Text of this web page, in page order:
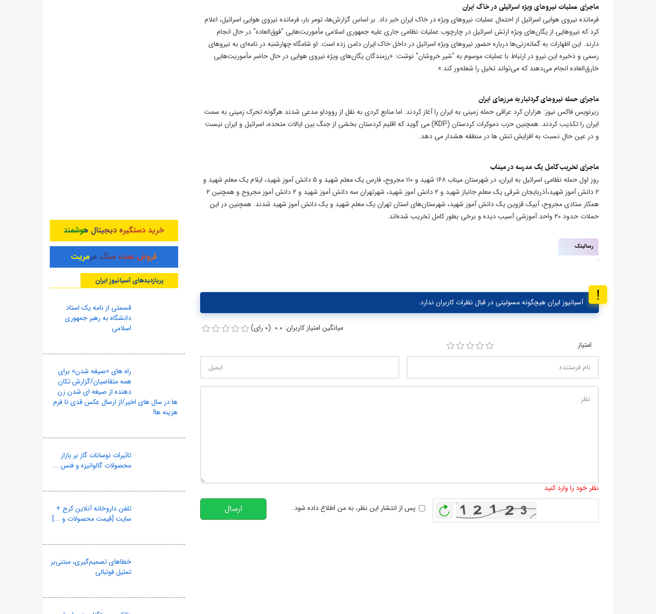
ماجرای عملیات نیروهای ویژه اسرائیلی در خاک ایران
فرمانده نیروی هوایی اسرائیل از احتمال عملیات نیروهای ویژه در خاک ایران خبر داد. بر اساس گزارش‌‌ها، تومر بار، فرمانده نیروی هوایی اسرائیل، اعلام
کرد که نیروهایی از یگان‌های ویژه ارتش اسرائیل در چارچوب عملیات نظامی جاری علیه جمهوری اسلامی مأموریت‌هایی "فوق‌العاده" در حال انجام
دارند. این اظهارات به گمانه‌زنی‌ها درباره حضور نیروهای ویژه اسرائیل در داخل خاک ایران دامن زده است. او شامگاه چهارشنبه در نامه‌ای به نیروهای
رسمی و ذخیره این نیرو در ارتباط با عملیات موسوم به "شیر خروشان" نوشت: «رزمندگان یگان‌های ویژه نیروی هوایی در حال حاضر مأموریت‌هایی
خارق‌العاده انجام می‌دهند که می‌تواند تخیل را شعله‌ور کند.»
ماجرای حمله نیروهای کردتبار به مرزهای ایران
زیرنویس فاکس نیوز: هزاران کرد عراقی حمله زمینی به ایران را آغاز کردند. اما منابع کردی به نقل از رووداو مدعی شدند هرگونه تحرک زمینی به سمت
ایران را تکذیب کردند. همچنین حزب دموکرات کردستان (KDP) می گوید که اقلیم کردستان بخشی از جنگ بین ایالات متحده، اسرائیل و ایران نیست
و در عین حال نسبت به افزایش تنش ها در منطقه هشدار می دهد.
ماجرای تخریب کامل یک مدرسه در میناب
روز اول حمله نظامی اسرائیل به ایران، در شهرستان میناب ۱۶۸ شهید و ۱۱۰ مجروح، فارس یک معلم شهید و ۵ دانش آموز شهید، ایلام یک معلم شهید و
2 دانش آموز شهید،آذربایجان شرقی یک معلم جانباز شهید و 2 دانش آموز شهید، شهرتهران سه دانش آموز شهید و 2 دانش آموز مجروح و همچنین 2
همکار ستادی مجروح، آبیک قزوین یک دانش آموز شهید، شهرستان‌های استان تهران یک معلم شهید و یک دانش آموز شهید شدند. همچنین در این
حملات حدود ۲۰ واحد آموزشی آسیب دیده و برخی بطور کامل تخریب شده‌اند.
رسالینک
آسیانیوز ایران هیچگونه مسولیتی در قبال نظرات کاربران ندارد.
میانگین امتیاز کاربران: 0.0 (0 رای)
امتیاز
نظر خود را وارد کنید
بازخوانیپس از انتشار این نظر، به من اطلاع داده شود. ارسال
خرید دستگیره دیجیتال هوشمند
فروش عمده سنگ مرمریت
پربازدیدهای آسیانیوز ایران
قسمتی از نامه یک استاد
دانشگاه به رهبر جمهوری
اسلامی
راه های «صیغه شدن» برای
همه متقاضیان/گزارش تکان
دهنده از صیغه ای شدن زن
ها در سال های اخیر/از ارسال عکس قدی تا فرم
هزینه ها!
تاثیرات نوسانات گاز بر بازار
محصولات گالوانیزه و فنس ...
تلفن داروخانه آنلاین کرج +
سایت [قیمت محصولات و ...]
خطاهای تصمیم‌گیری، مبتنی‌بر
تمثیل فوتبالی